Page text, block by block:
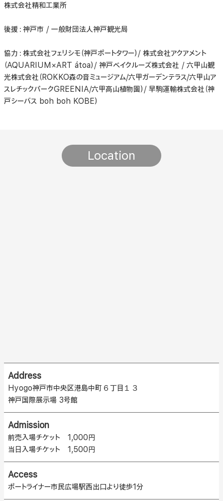
株式会社精和工業所
後援：神戸市 / 一般財団法人神戸観光局
協力：株式会社フェリシモ（神戸ポートタワー）/ 株式会社アクアメント
（AQUARIUM×ART átoa）/ 神戸ベイクルーズ株式会社 / 六甲山観
光株式会社（ROKKO森の音ミュージアム/六甲ガーデンテラス/六甲山ア
スレチックパークGREENIA/六甲高山植物園）/ 早駒運輸株式会社（神
戸シーバス boh boh KOBE）
Location
Address
Hyogo神戸市中央区港島中町６丁目１３
神戸国際展示場 3号館
Admission
前売入場チケット 1,000円
当日入場チケット 1,500円
Access
ポートライナー市民広場駅西出口より徒歩1分